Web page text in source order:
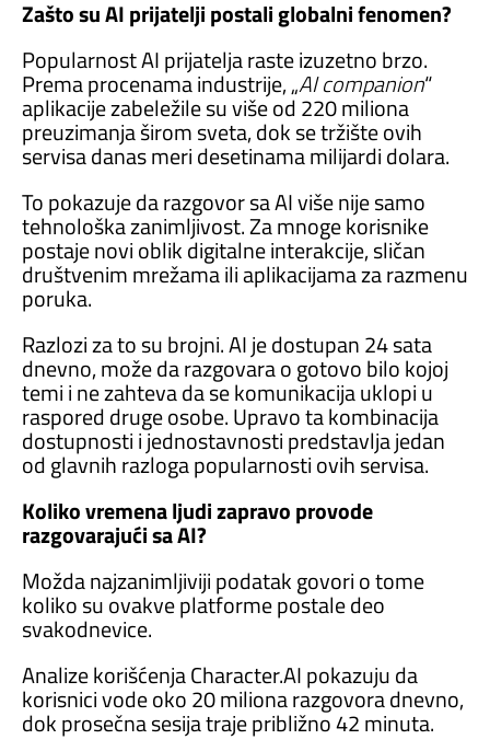
Zašto su AI prijatelji postali globalni fenomen?
Popularnost AI prijatelja raste izuzetno brzo.
Prema procenama industrije, „AI companion“
aplikacije zabeležile su više od 220 miliona
preuzimanja širom sveta, dok se tržište ovih
servisa danas meri desetinama milijardi dolara.
To pokazuje da razgovor sa AI više nije samo
tehnološka zanimljivost. Za mnoge korisnike
postaje novi oblik digitalne interakcije, sličan
društvenim mrežama ili aplikacijama za razmenu
poruka.
Razlozi za to su brojni. AI je dostupan 24 sata
dnevno, može da razgovara o gotovo bilo kojoj
temi i ne zahteva da se komunikacija uklopi u
raspored druge osobe. Upravo ta kombinacija
dostupnosti i jednostavnosti predstavlja jedan
od glavnih razloga popularnosti ovih servisa.
Koliko vremena ljudi zapravo provode
razgovarajući sa AI?
Možda najzanimljiviji podatak govori o tome
koliko su ovakve platforme postale deo
svakodnevice.
Analize korišćenja Character.AI pokazuju da
korisnici vode oko 20 miliona razgovora dnevno,
dok prosečna sesija traje približno 42 minuta.